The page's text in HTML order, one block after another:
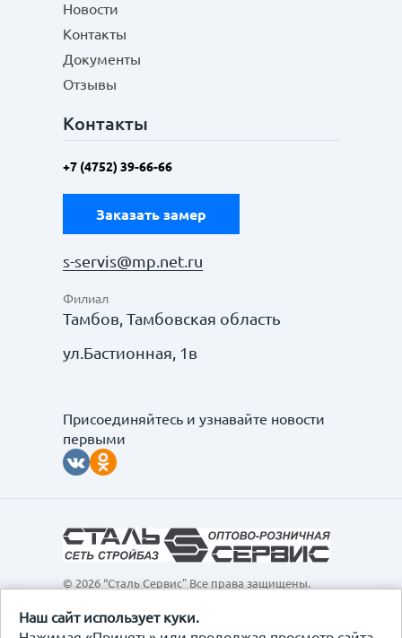
Наш сайт использует куки.
Новости
Контакты
Документы
Отзывы
Контакты
+7 (4752) 39-66-66
Заказать замер
s-servis@mp.net.ru
Филиал
Тамбов, Тамбовская область
ул.Бастионная, 1в
Присоединяйтесь и узнавайте новости
первыми
© 2026 “Сталь Сервис" Все права защищены.
интернет-сайт, а также вся информация о товарах и
ценах, предоставленная на нём, носит